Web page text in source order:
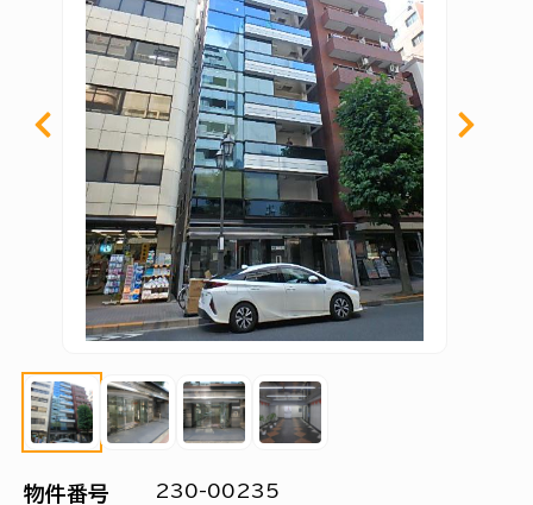
物件番号 230-00235